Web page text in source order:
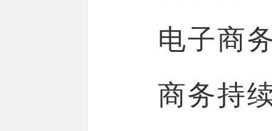
电子商
商务持